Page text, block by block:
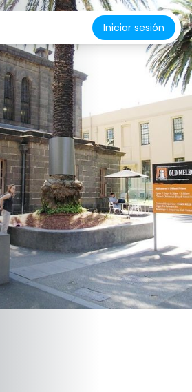
Iniciar sesión